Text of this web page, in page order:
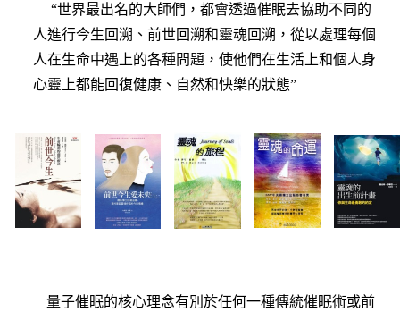
“世界最出名的大師們，都會透過催眠去協助不同的
人進行今生回溯、前世回溯和靈魂回溯，從以處理每個
人在生命中遇上的各種問題，使他們在生活上和個人身
心靈上都能回復健康、自然和快樂的狀態”
量子催眠的核心理念有別於任何一種傳統催眠術或前